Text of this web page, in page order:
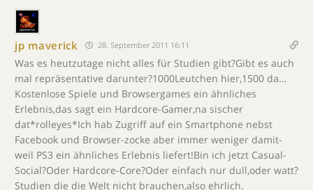
jp maverick 28. September 2011 16:11
Was es heutzutage nicht alles für Studien gibt?Gibt es auch
mal repräsentative darunter?1000Leutchen hier,1500 da…
Kostenlose Spiele und Browsergames ein ähnliches
Erlebnis,das sagt ein Hardcore-Gamer,na sischer
dat*rolleyes*Ich hab Zugriff auf ein Smartphone nebst
Facebook und Browser-zocke aber immer weniger damit-
weil PS3 ein ähnliches Erlebnis liefert!Bin ich jetzt Casual-
Social?Oder Hardcore-Core?Oder einfach nur dull,oder watt?
Studien die die Welt nicht brauchen,also ehrlich.